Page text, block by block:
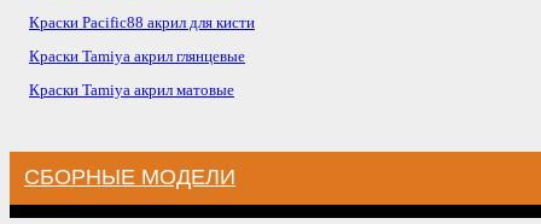
Краски Pacific88 акрил для кисти
Краски Tamiya акрил глянцевые
Краски Tamiya акрил матовые
СБОРНЫЕ МОДЕЛИ